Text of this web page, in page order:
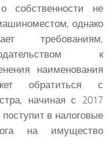
собственности не
однако
требованиям,
к
наименования
обратиться с
начиная с 2017
в налоговые
на имущество